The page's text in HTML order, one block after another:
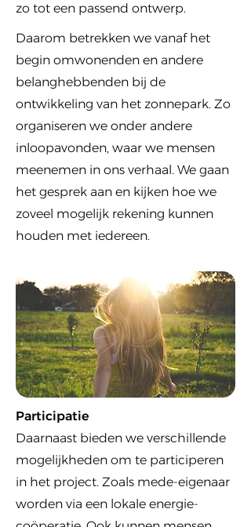
zo tot een passend ontwerp.
Daarom betrekken we vanaf het
begin omwonenden en andere
belanghebbenden bij de
ontwikkeling van het zonnepark. Zo
organiseren we onder andere
inloopavonden, waar we mensen
meenemen in ons verhaal. We gaan
het gesprek aan en kijken hoe we
zoveel mogelijk rekening kunnen
houden met iedereen.
Participatie
Daarnaast bieden we verschillende
mogelijkheden om te participeren
in het project. Zoals mede-eigenaar
worden via een lokale energie-